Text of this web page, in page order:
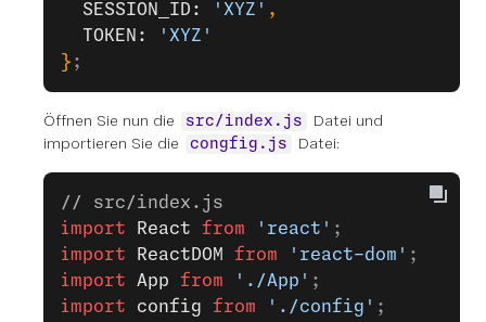
  SESSION_ID:
'XYZ' ,
  TOKEN:
'XYZ'
} ;
Öffnen Sie nun die src/index.js
Datei und
importieren Sie die
congfig.js Datei:
// src/index.js
import React from 'react' ;
import ReactDOM from 'react-dom' ;
import App from './App' ;
import config from './config' ;